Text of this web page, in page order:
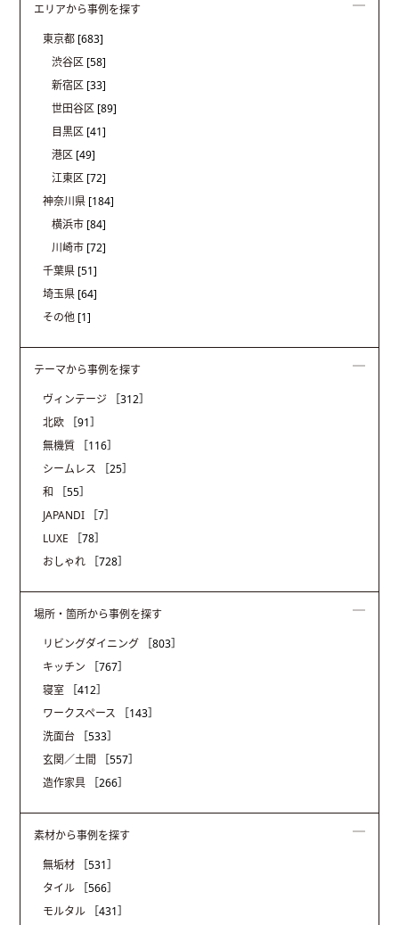
エリアから事例を探す
東京都 [683]
渋谷区 [58]
新宿区 [33]
世田谷区 [89]
目黒区 [41]
港区 [49]
江東区 [72]
神奈川県 [184]
横浜市 [84]
川崎市 [72]
千葉県 [51]
埼玉県 [64]
その他 [1]
テーマから事例を探す
ヴィンテージ
［312］
北欧
［91］
無機質
［116］
シームレス
［25］
和
［55］
JAPANDI
［7］
LUXE
［78］
おしゃれ
［728］
場所・箇所から事例を探す
リビングダイニング
［803］
キッチン
［767］
寝室
［412］
ワークスペース
［143］
洗面台
［533］
玄関／土間
［557］
造作家具
［266］
素材から事例を探す
無垢材
［531］
タイル
［566］
モルタル
［431］